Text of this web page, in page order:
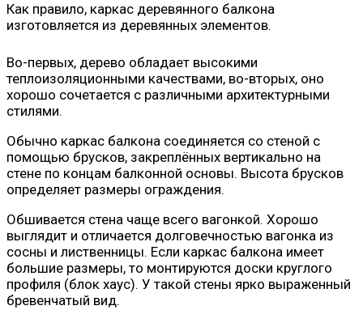
Как правило, каркас деревянного балкона
изготовляется из деревянных элементов.
Во-первых, дерево обладает высокими
теплоизоляционными качествами, во-вторых, оно
хорошо сочетается с различными архитектурными
стилями.
Обычно каркас балкона соединяется со стеной с
помощью брусков, закреплённых вертикально на
стене по концам балконной основы. Высота брусков
определяет размеры ограждения.
Обшивается стена чаще всего вагонкой. Хорошо
выглядит и отличается долговечностью вагонка из
сосны и лиственницы. Если каркас балкона имеет
большие размеры, то монтируются доски круглого
профиля (блок хаус). У такой стены ярко выраженный
бревенчатый вид.